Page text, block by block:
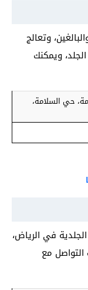
وتعالج
ويمكنك
حي السلامة،
في الرياض،
مع